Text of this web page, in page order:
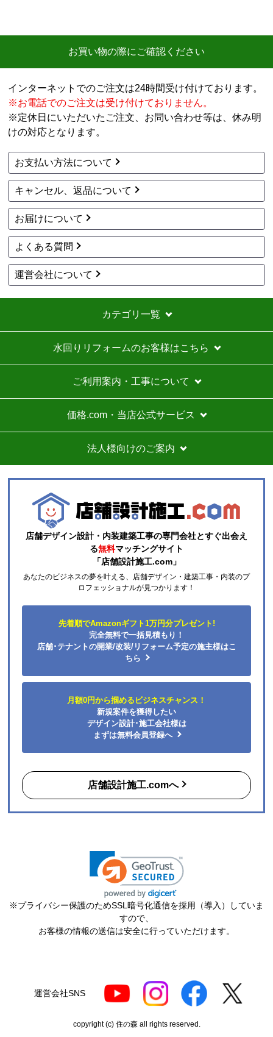
商品価格は安く、工事費で稼ぐ形。
い。
工事セットでは二度とつかわない
アト＠リエさん
2026年7月28日 17:11
欲しい商品をスムーズに注文できましたか？
はい
ショップからの連絡や対応は適切でしたか？
はい
予定の期日までに商品が届きましたか？
はい
商品の梱包は必要十分なものでしたか？
はい
またこのショップを利用したいですか？
いいえ
商品購入から入金連絡、工事日の指定、決定、商品の
到着等はスムーズでした。
総額的には高くなってしまったので、エアコンに限ら
ずこちらの会社からのリピはありません。
それと商品欄にもう少し細かく工事費の内訳を書いた
方がいいと思いました。
ひらり〜さん
2026年7月26日 12:54
欲しい商品をスムーズに注文できましたか？
予定の期日までに商品が届きましたか？
商品の梱包は必要十分なものでしたか？
またこのショップを利用したいですか？
【このショップを選んだ理由は？】
購入した時点で最安価格でした。また、このショップ
を以前利用したことがあり、対応がとても良かったの
【注文からどのくらいで届きましたか？】
【その他感想・コメント】
ショップ選らんだ理由でも述べましたが、注文から配
送まで、そのつど連絡メールが届き状況が確実に把握
できとても満足しました。
ポルドブラ さん
2026年7月24日 21:04
欲しい商品をスムーズに注文できましたか？
お買い物の際にご確認ください
インターネットでのご注文は24時間受け付けております。
※お電話でのご注文は受け付けておりません。
※定休日にいただいたご注文、お問い合わせ等は、休み明
けの対応となります。
お支払い方法について
キャンセル、返品について
お届けについて
よくある質問
運営会社について
カテゴリ一覧
水回りリフォームのお客様はこちら
ご利用案内・工事について
価格.com・当店公式サービス
法人様向けのご案内
店舗デザイン設計・内装建築工事の専門会社とすぐ出会え
る無料マッチングサイト
「店舗設計施工.com」
あなたのビジネスの夢を叶える、店舗デザイン・建築工事・内装のプ
ロフェッショナルが見つかります！
先着順でAmazonギフト1万円分プレゼント!
完全無料で一括見積もり！
店舗･テナントの開業/改装/リフォーム予定の施主様はこ
ちら
月額0円から掴めるビジネスチャンス！
新規案件を獲得したい
デザイン設計･施工会社様は
まずは無料会員登録へ
店舗設計施工.comへ
※プライバシー保護のためSSL暗号化通信を採用（導入）していま
すので、
お客様の情報の送信は安全に行っていただけます。
運営会社SNS
copyright (c) 住の森 all rights reserved.